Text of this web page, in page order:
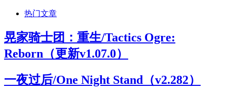
热门文章
晃家骑士团：重生/Tactics Ogre:
Reborn（更新v1.07.0）
一夜过后/One Night Stand（v2.282）